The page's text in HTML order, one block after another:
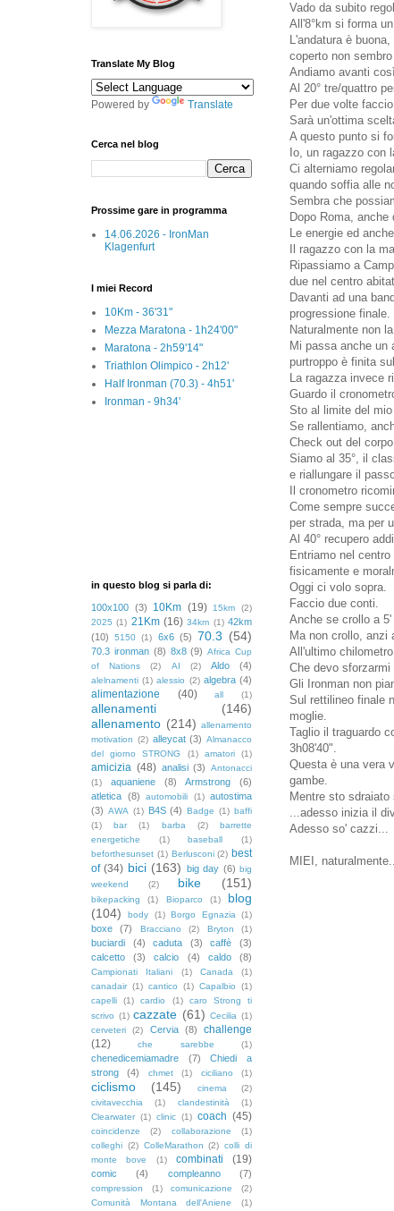
Vado da subito
All'8°km si forma
L'andatura è
coperto non
Andiamo avanti
Al 20° tre/quattro
Per due volte
Sarà un'ottima
A questo punto si
Io, un ragazzo con
Ci alterniamo
quando soffia alle
Sembra che
Dopo Roma,
Le energie ed
Il ragazzo con la
Ripassiamo a
due nel centro
Davanti ad una
progressione finale.
Naturalmente non
Mi passa anche
purtroppo è finita
La ragazza invece
Guardo il
Sto al limite del
Se rallentiamo,
Check out del
Siamo al 35°, il
e riallungare il
Il cronometro
Come sempre
per strada, ma per
Al 40° recupero
Entriamo nel
fisicamente e
Oggi ci volo sopra.
Faccio due conti.
Anche se crollo a
Ma non crollo, anzi
All'ultimo
Che devo
Gli Ironman non
Sul rettilineo finale
moglie.
Taglio il traguardo
3h08'40".
Questa è una vera
gambe.
Mentre sto
...adesso inizia il
Adesso so' cazzi...
MIEI,
Translate My Blog
Powered by Translate
Cerca nel blog
Prossime gare in programma
14.06.2026 - IronMan
Klagenfurt
I miei Record
10Km - 36'31"
Mezza Maratona - 1h24'00"
Maratona - 2h59'14"
Triathlon Olimpico - 2h12'
Half Ironman (70.3) - 4h51'
Ironman - 9h34'
in questo blog si parla di:
100x100 (3) 10Km (19) 15km
(2)
2025 (1) 21Km (16) 34km (1) 42km
(10)
5150 (1) 6x6 (5) 70.3 (54)
70.3 ironman (8) 8x8 (9) Africa Cup
of Nations
(2) AI (2) Aldo (4)
alelnamenti (1) alessio (2) algebra (4)
alimentazione (40) all (1)
allenamenti
(146)
allenamento (214) allenamento
motivation (2) alleycat (3) Almanacco
del giorno STRONG
(1) amatori (1)
amicizia (48) analisi (3)
Antonacci
(1)
aquaniene (8) Armstrong
(6)
atletica (8) automobili (1) autostima
(3) AWA (1) B4S (4) Badge (1) baffi
(1)
bar (1) barba (2)
barrette
energetiche
(1) baseball
(1)
beforthesunset (1) Berlusconi (2) best
of (34) bici (163) big day (6) big
weekend
(2) bike (151)
bikepacking (1) Bioparco (1)
blog
(104)
body (1) Borgo Egnazia (1)
boxe (7) Bracciano (2) Bryton (1)
buciardi (4) caduta (3) caffè
(3)
calcetto
(3) calcio (4) caldo (8)
Campionati Italiani (1) Canada
(1)
canadair (1) cantico (1) Capalbio
(1)
capelli
(1) cardio (1)
caro Strong ti
scrivo (1) cazzate (61) Cecilia (1)
cerveteri
(2) Cervia (8)
challenge
(12)
che sarebbe (1)
chenedicemiamadre (7)
Chiedi a
strong
(4) chmet (1) ciciliano (1)
ciclismo (145) cinema
(2)
civitavecchia
(1) clandestinità
(1)
Clearwater (1) clinic (1) coach (45)
coincidenze (2) collaborazione
(1)
colleghi (2) ColleMarathon (2) colli di
monte bove
(1) combinati (19)
comic (4) compleanno (7)
compression (1) comunicazione
(2)
Comunità Montana dell'Aniene
(1)